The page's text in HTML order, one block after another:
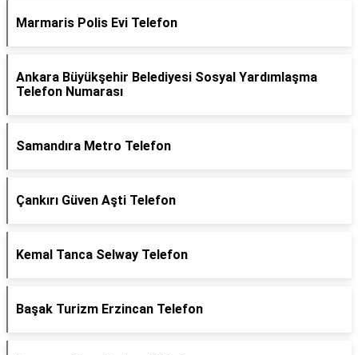
Marmaris Polis Evi Telefon
Ankara Büyükşehir Belediyesi Sosyal Yardımlaşma
Telefon Numarası
Samandıra Metro Telefon
Çankırı Güven Aşti Telefon
Kemal Tanca Selway Telefon
Başak Turizm Erzincan Telefon